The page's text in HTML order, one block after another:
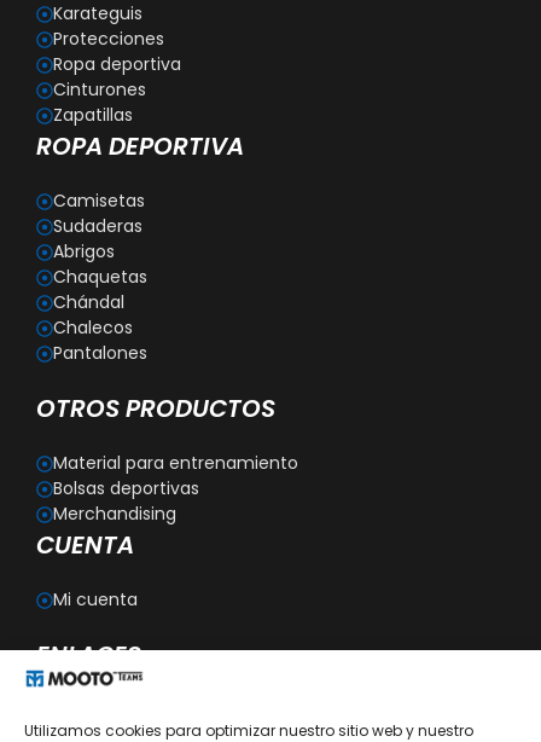
Utilizamos cookies para optimizar nuestro sitio web y nuestro
Karateguis
Protecciones
Ropa deportiva
Cinturones
Zapatillas
ROPA DEPORTIVA
Camisetas
Sudaderas
Abrigos
Chaquetas
Chándal
Chalecos
Pantalones
OTROS PRODUCTOS
Material para entrenamiento
Bolsas deportivas
Merchandising
CUENTA
Mi cuenta
ENLACES
Personalización